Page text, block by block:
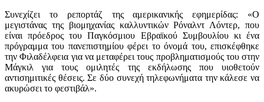
Συνεχίζει το ρεπορτάζ της αμερικανικής εφημερίδας: «Ο
μεγιστάνας της βιομηχανίας καλλυντικών Ρόναλντ Λόντερ, που
είναι πρόεδρος του Παγκόσμιου Εβραϊκού Συμβουλίου κι ένα
πρόγραμμα του πανεπιστημίου φέρει το όνομά του, επισκέφθηκε
την Φιλαδέλφεια για να μεταφέρει τους προβληματισμούς του στην
Μάγκιλ για τους ομιλητές της εκδήλωσης που υιοθετούν
αντισημιτικές θέσεις. Σε δύο συνεχή τηλεφωνήματα την κάλεσε να
ακυρώσει το φεστιβάλ».